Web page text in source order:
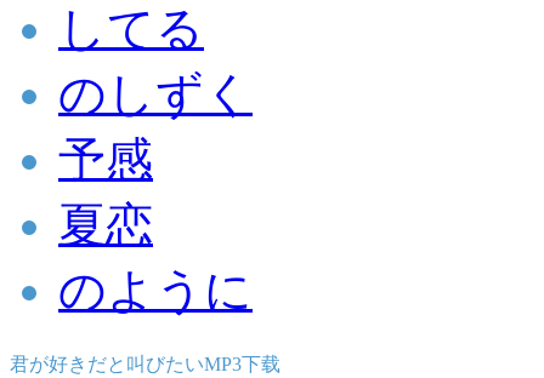
してる
のしずく
予感
夏恋
のように
君が好きだと叫びたいMP3下载